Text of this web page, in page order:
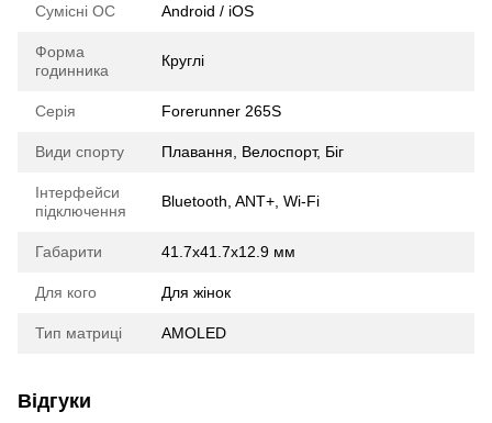
Сумісні ОС Android / iOS
Форма
годинника
Круглі
Серія Forerunner 265S
Види спорту Плавання, Велоспорт, Біг
Інтерфейси
підключення
Bluetooth, ANT+, Wi-Fi
Габарити 41.7x41.7x12.9 мм
Для кого Для жінок
Тип матриці AMOLED
Відгуки